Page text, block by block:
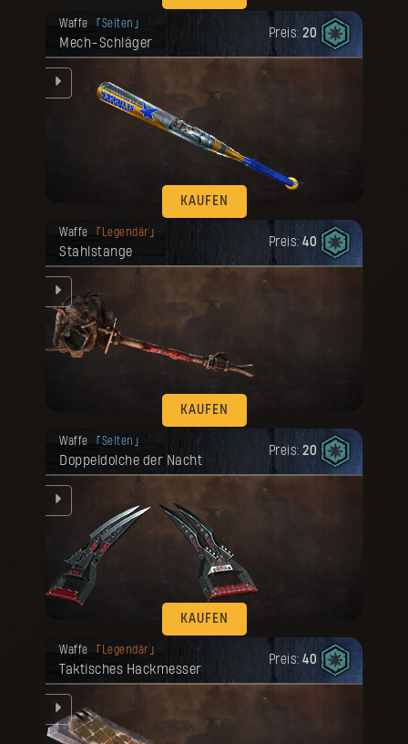
Waffe Selten
Mech-Schläger
Preis: 20
KAUFEN
Deine Belohnung ist freigeschaltet
worden.
Waffe Legendär
Stahlstange
Preis: 40
KAUFEN
Deine Belohnung ist freigeschaltet
worden.
Waffe Selten
Doppeldolche der Nacht
Preis: 20
KAUFEN
Deine Belohnung ist freigeschaltet
worden.
Waffe Legendär
Taktisches Hackmesser
Preis: 40
Deine Belohnung ist freigeschaltet
worden.